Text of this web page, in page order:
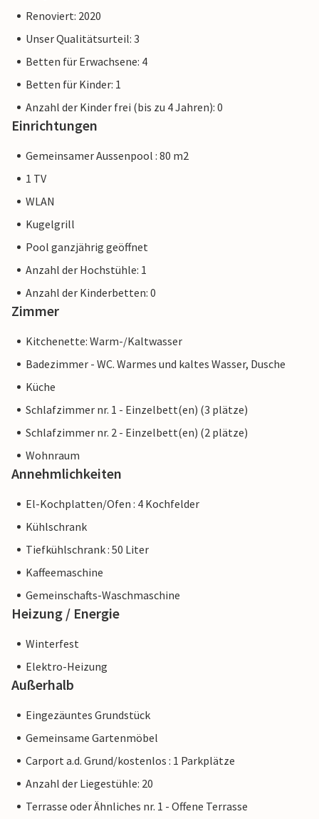
Renoviert: 2020
Unser Qualitätsurteil: 3
Betten für Erwachsene: 4
Betten für Kinder: 1
Anzahl der Kinder frei (bis zu 4 Jahren): 0
Einrichtungen
Gemeinsamer Aussenpool : 80 m2
1 TV
WLAN
Kugelgrill
Pool ganzjährig geöffnet
Anzahl der Hochstühle: 1
Anzahl der Kinderbetten: 0
Zimmer
Kitchenette: Warm-/Kaltwasser
Badezimmer - WC. Warmes und kaltes Wasser, Dusche
Küche
Schlafzimmer nr. 1 - Einzelbett(en) (3 plätze)
Schlafzimmer nr. 2 - Einzelbett(en) (2 plätze)
Wohnraum
Annehmlichkeiten
El-Kochplatten/Ofen : 4 Kochfelder
Kühlschrank
Tiefkühlschrank : 50 Liter
Kaffeemaschine
Gemeinschafts-Waschmaschine
Heizung / Energie
Winterfest
Elektro-Heizung
Außerhalb
Eingezäuntes Grundstück
Gemeinsame Gartenmöbel
Carport a.d. Grund/kostenlos : 1 Parkplätze
Anzahl der Liegestühle: 20
Terrasse oder Ähnliches nr. 1 - Offene Terrasse